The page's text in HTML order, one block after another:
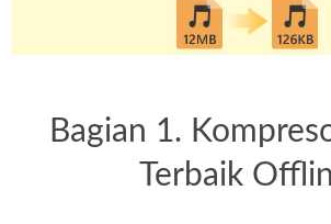
Bagian 1.
Terbaik